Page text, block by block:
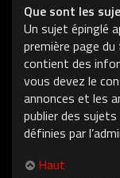
Que sont les
Un sujet épinglé
première page
contient des
vous devez le
annonces et les
publier des
définies par
Haut